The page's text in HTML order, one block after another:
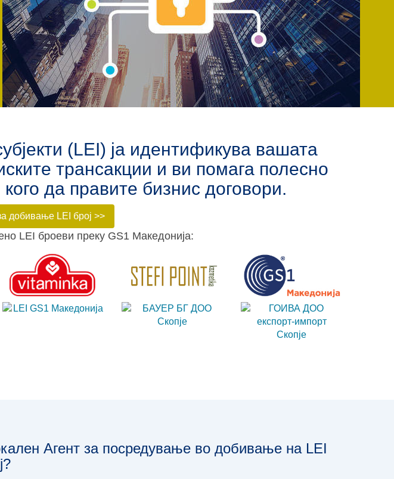
(LEI) ja идентификува вашата
трансакции и ви помага полесно
да правите бизнис договори.
добивање LEI број >>
LEI броеви преку GS1 Македонија:
Агент за посредување во добивање на LEI